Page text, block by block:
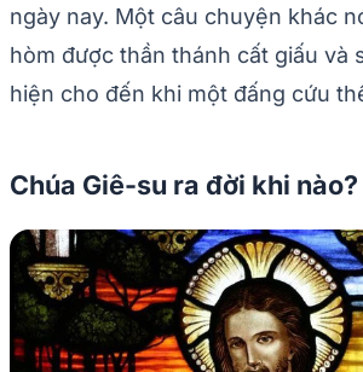
ngày nay. Một câu chuyện khác
hòm được thần thánh cất giấu và
hiện cho đến khi một đấng cứu
Chúa Giê-su ra đời khi nào?